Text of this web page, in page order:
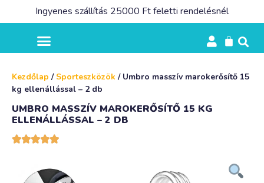
Ingyenes szállítás 25000 Ft feletti rendelésnél
Kezdőlap / Sporteszközök / Umbro masszív marokerősítő 15
kg ellenállással – 2 db
UMBRO MASSZÍV MAROKERŐSÍTŐ 15 KG
ELLENÁLLÁSSAL – 2 DB
